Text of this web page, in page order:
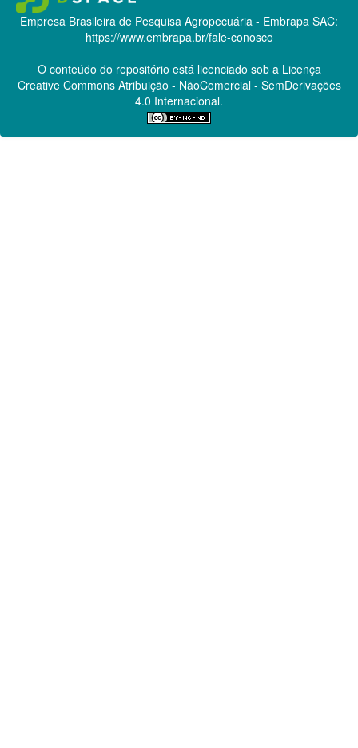
Empresa Brasileira de Pesquisa Agropecuária - Embrapa SAC:
https://www.embrapa.br/fale-conosco
O conteúdo do repositório está licenciado sob a Licença
Creative CommonsAtribuição - NãoComercial - SemDerivações
4.0 Internacional.